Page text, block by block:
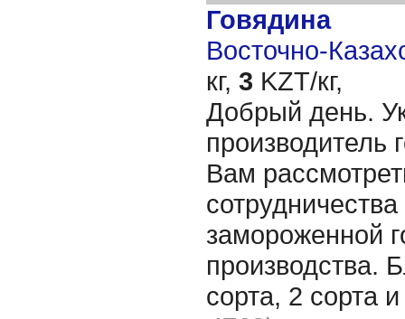
Говядина
Восточно-
кг, 3 KZT/кг,
Добрый день.
производитель
Вам
замороженной
производства.
сорта, 2 сорта